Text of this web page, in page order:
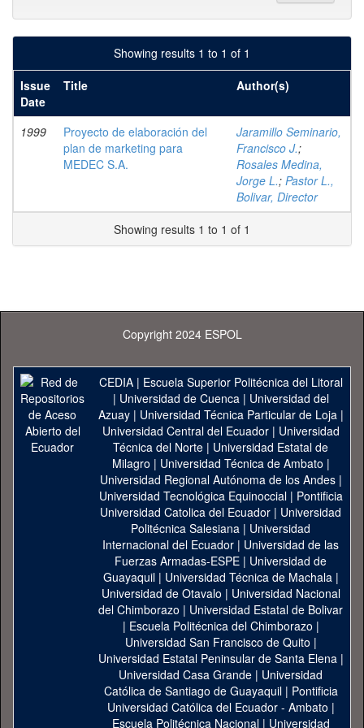
Showing results 1 to 1 of 1
Issue
Date
Title Author(s)
1999
Proyecto de elaboración del
plan de marketing para
MEDEC S.A.
Jaramillo Seminario,
Francisco J.;
Rosales Medina,
Jorge L.; Pastor L.,
Bolivar, Director
Showing results 1 to 1 of 1
Copyright 2024 ESPOL
CEDIA| Escuela Superior Politécnica del Litoral
| Universidad de Cuenca| Universidad del
Azuay| Universidad Técnica Particular de Loja|
Universidad Central del Ecuador| Universidad
Técnica del Norte | Universidad Estatal de
Milagro | Universidad Técnica de Ambato |
Universidad Regional Autónoma de los Andes|
Universidad Tecnológica Equinoccial| Pontificia
Universidad Catolica del Ecuador | Universidad
Politécnica Salesiana | Universidad
Internacional del Ecuador | Universidad de las
Fuerzas Armadas-ESPE | Universidad de
Guayaquil| Universidad Técnica de Machala|
Universidad de Otavalo | Universidad Nacional
del Chimborazo | Universidad Estatal de Bolivar
| Escuela Politécnica del Chimborazo |
Universidad San Francisco de Quito |
Universidad Estatal Peninsular de Santa Elena|
Universidad Casa Grande | Universidad
Católica de Santiago de Guayaquil| Pontificia
Universidad Católica del Ecuador - Ambato |
Escuela Politécnica Nacional| Universidad